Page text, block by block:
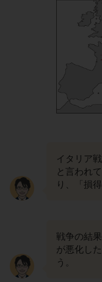
イタリア
と言われ
り、「損
戦争の結
が悪化し
う。